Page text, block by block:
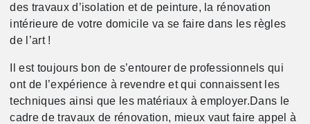
des travaux d’isolation et de peinture, la rénovation
intérieure de votre domicile va se faire dans les règles
de l’art !
Il est toujours bon de s’entourer de professionnels qui
ont de l’expérience à revendre et qui connaissent les
techniques ainsi que les matériaux à employer.Dans le
cadre de travaux de rénovation, mieux vaut faire appel à